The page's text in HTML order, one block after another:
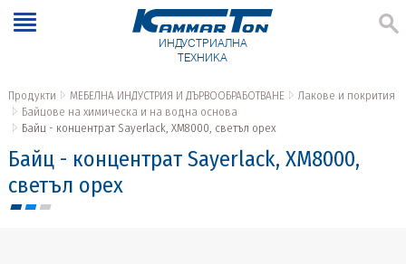
ИНДУСТРИАЛНА
ТЕХНИКА
Продукти МЕБЕЛНА ИНДУСТРИЯ И ДЪРВООБРАБОТВАНЕ
Лакове и покрития
Байцове на химическа и на водна основа
Байц - концентрат Sayerlack, XM8000, светъл орех
Байц - концентрат Sayerlack, XM8000,
светъл орех